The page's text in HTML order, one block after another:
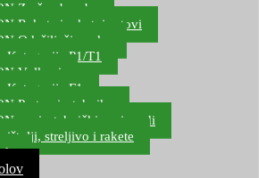
Zračne bombe
Rakete i raketni setovi
Odašiljači zvuka
Kategorija P1/T1
Vulkani
Kategorija F1
Party pirotehnika
nepirotehnički proizvodi
streljivo i rakete